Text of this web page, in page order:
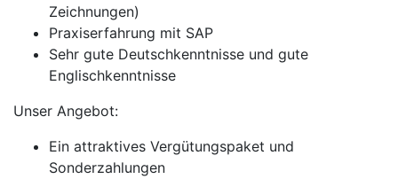
Zeichnungen)
Praxiserfahrung mit SAP
Sehr gute Deutschkenntnisse und gute
Englischkenntnisse
Unser Angebot:
Ein attraktives Vergütungspaket und
Sonderzahlungen